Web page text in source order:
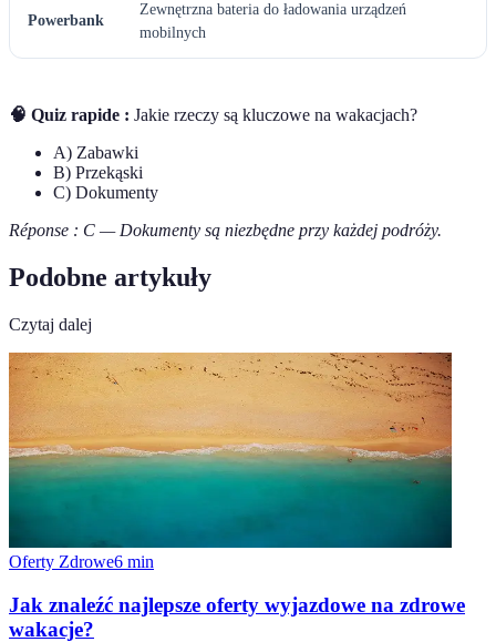
Powerbank
Zewnętrzna bateria do ładowania urządzeń
mobilnych
🧠 Quiz rapide : Jakie rzeczy są kluczowe na wakacjach?
A) Zabawki
B) Przekąski
C) Dokumenty
Réponse : C — Dokumenty są niezbędne przy każdej podróży.
Podobne artykuły
Czytaj dalej
Oferty Zdrowe6 min
Jak znaleźć najlepsze oferty wyjazdowe na zdrowe
wakacje?